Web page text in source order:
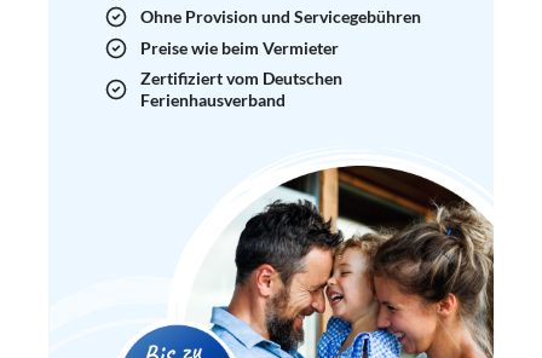
Ohne Provision und Servicegebühren
Preise wie beim Vermieter
Zertifiziert vom Deutschen
Ferienhausverband